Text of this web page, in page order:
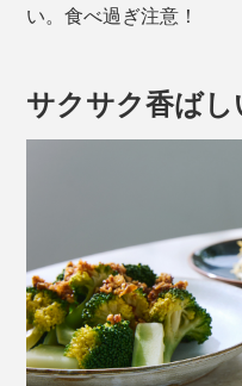
い。食べ過ぎ注意！
サクサク香ばし